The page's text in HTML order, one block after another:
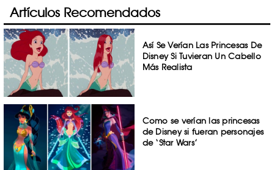
Artículos Recomendados
Así Se Verían Las Princesas De
Disney Si Tuvieran Un Cabello
Más Realista
Como se verían las princesas
de Disney si fueran personajes
de ‘Star Wars’